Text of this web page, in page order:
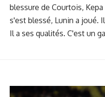
blessure de Courtois,
s'est blessé, Lunin a joué.
Il a ses qualités. C'est un